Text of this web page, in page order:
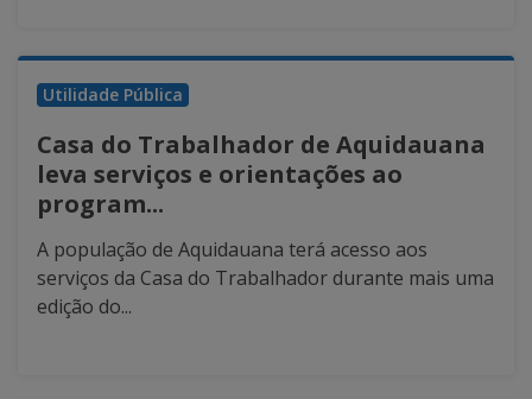
Utilidade Pública
Casa do Trabalhador de Aquidauana
leva serviços e orientações ao
program...
A população de Aquidauana terá acesso aos
serviços da Casa do Trabalhador durante mais uma
edição do...